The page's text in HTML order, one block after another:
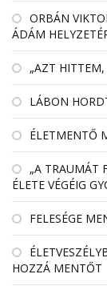
ORBÁN
ÁDÁM
„AZT HITTEM,
LÁBON
ÉLETMENTŐ
„A TRAUMÁT
ÉLETE VÉGÉIG
FELESÉGE
HOZZÁ MENTŐT